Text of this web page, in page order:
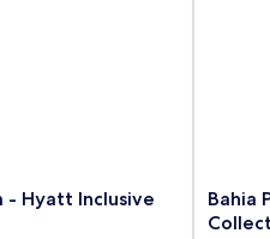
- Hyatt Inclusive
Bahia
Principe
Bahia